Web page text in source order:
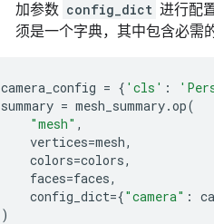
加参数 config_dict 进行配
须是一个字典，其中包含必需
camera_config = { 'cls' :
summary = mesh_summary.op(
"mesh" ,
vertices=mesh,
colors=colors,
faces=faces,
config_dict={"camera" :
)